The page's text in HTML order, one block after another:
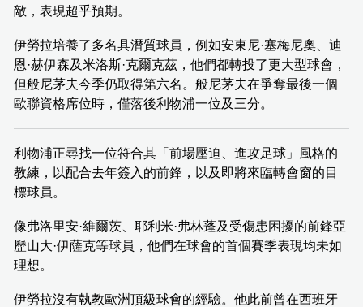
敵，表現超乎預期。
伊勞拉培養了多名具潛質球員，例如安東尼·塞梅尼奧、迪
恩·赫伊森及米洛斯·克爾克茲，他們都轉投了更大型球會，
但般尼茅夫今季仍取得第六名。般尼茅夫在爭奪最後一個
歐聯資格席位時，僅落後利物浦一位及三分。
利物浦正尋找一位符合其「前場壓迫、進攻足球」風格的
教練，以配合去年簽入的前鋒，以及即將來臨轉會窗的目
標球員。
像弗洛里安·維爾茨、耶利米·弗林蓬及受傷患困擾的前鋒亞
歷山大·伊薩克等球員，他們在球會的首個賽季表現均未如
理想。
伊勞拉沒有執教歐洲頂級球會的經驗。他此前曾在西班牙